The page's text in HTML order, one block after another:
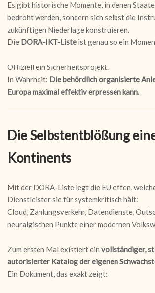
Es gibt historische Momente, in denen
bedroht werden, sondern sich selbst die
zukünftigen Niederlage konstruieren.
Die DORA-IKT-Liste ist genau so ein
Offiziell ein Sicherheitsprojekt.
In Wahrheit: Die behördlich organisierte
Europa maximal effektiv erpressen kann.
Die Selbstentblößung
Kontinents
Mit der DORA-Liste legt die EU offen,
Dienstleister sie für systemkritisch hält:
Cloud, Zahlungsverkehr, Datendienste,
neuralgischen Punkte einer modernen
Zum ersten Mal existiert ein vollständiger,
autorisierter Katalog der eigenen
Ein Dokument, das exakt zeigt: